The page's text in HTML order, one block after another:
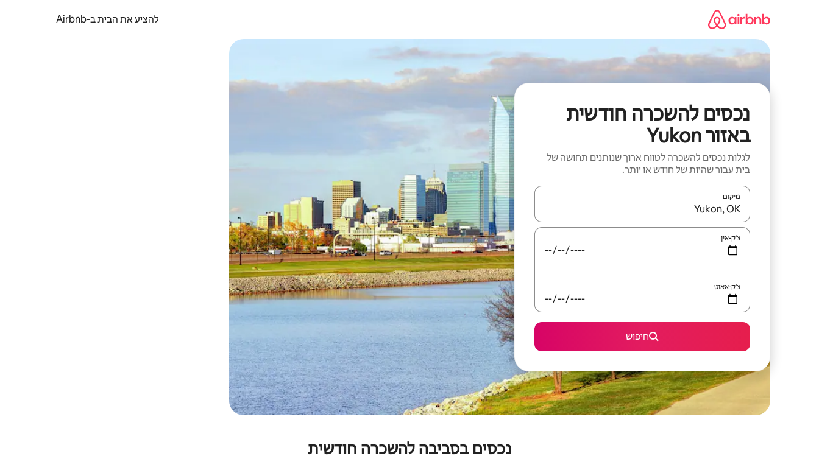
להציע את הבית ב-Airbnb
נכסים להשכרה חודשית
באזור Yukon
לגלות נכסים להשכרה לטווח ארוך שנותנים תחושה של
בית עבור שהיות של חודש או יותר.
מיקום
כאשר התוצאות יהיו זמינות, יש לנווט עם מקשי החיצים למעלה ולמטה או לעיין בעזרת תנועות מגע או החלקה.
צ'ק-אין
צ'ק-אאוט
חיפוש
נכסים בסביבה להשכרה חודשית